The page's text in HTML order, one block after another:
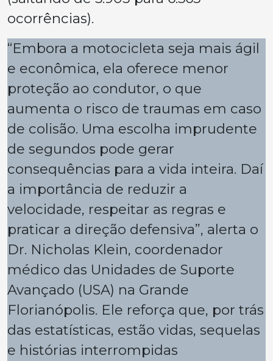
ocorrências).
“Embora a motocicleta seja mais ágil
e econômica, ela oferece menor
proteção ao condutor, o que
aumenta o risco de traumas em caso
de colisão. Uma escolha imprudente
de segundos pode gerar
consequências para a vida inteira. Daí
a importância de reduzir a
velocidade, respeitar as regras e
praticar a direção defensiva”, alerta o
Dr. Nicholas Klein, coordenador
médico das Unidades de Suporte
Avançado (USA) na Grande
Florianópolis. Ele reforça que, por trás
das estatísticas, estão vidas, sequelas
e histórias interrompidas